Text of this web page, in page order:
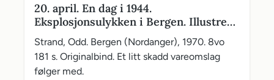
20. april. En dag i 1944.
Eksplosjonsulykken i Bergen. Illustrert
med 72 sider fotografier og andre
bilder - 8 sider er fargefotografier, kart
Strand, Odd. Bergen (Nordanger), 1970. 8vo
181 s. Originalbind. Et litt skadd vareomslag
følger med.